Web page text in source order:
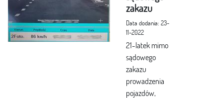
zakazu
Data dodania: 23-
11-2022
21-latek mimo
sądowego
zakazu
prowadzenia
pojazdów,